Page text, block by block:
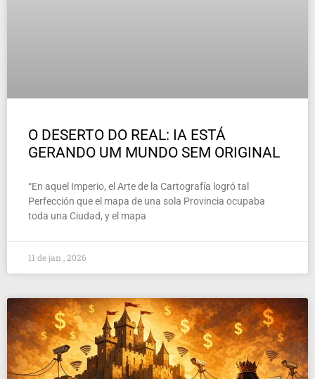
O DESERTO DO REAL: IA ESTÁ
GERANDO UM MUNDO SEM ORIGINAL
“En aquel Imperio, el Arte de la Cartografía logró tal
Perfección que el mapa de una sola Provincia ocupaba
toda una Ciudad, y el mapa
11 de jan , 2026